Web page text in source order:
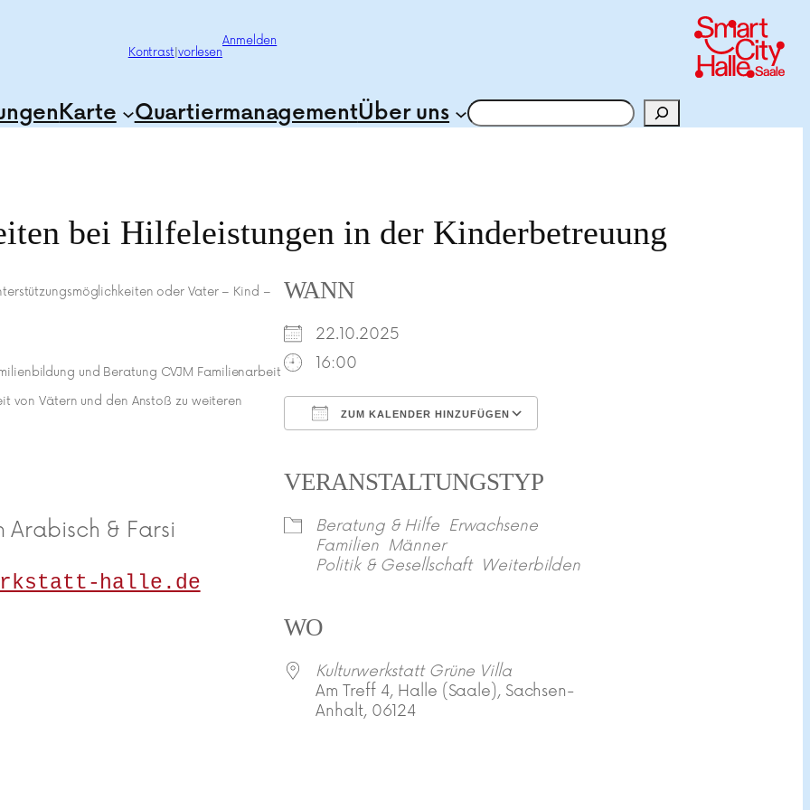
Kontrast vorlesen
Anmelden
Karte QuartiermanagementÜber uns Suchen
bei Hilfeleistungen in der Kinderbetreuung
oder Vater – Kind –
und Beratung CVJM Familienarbeit
von Vätern und den Anstoß zu weiteren
Arabisch & Farsi
halle.de
WANN
22.10.2025
16:00
ZUM KALENDER HINZUFÜGEN
VERANSTALTUNGSTYP
Beratung & Hilfe Erwachsene
Familien Männer
Politik & Gesellschaft
Weiterbilden
WO
Kulturwerkstatt Grüne Villa
Am Treff 4, Halle (Saale), Sachsen-
Anhalt, 06124